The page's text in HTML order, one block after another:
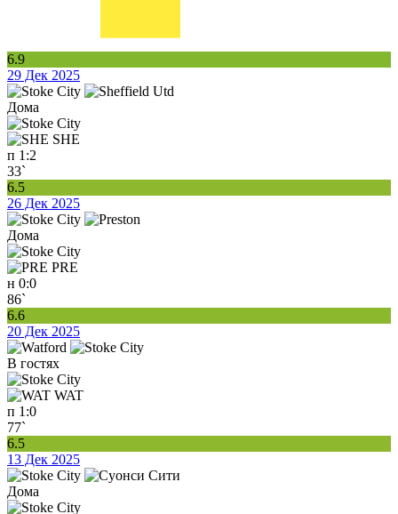
6.9
29 Дек 2025
Дома
SHE
п 1:2
33`
6.5
26 Дек 2025
Дома
PRE
н 0:0
86`
6.6
20 Дек 2025
В гостях
WAT
п 1:0
77`
6.5
13 Дек 2025
Дома